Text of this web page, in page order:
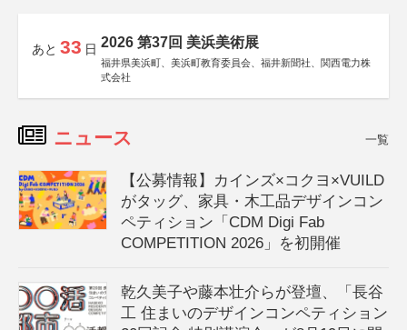
あと 33 日 2026 第37回 美浜美術展
福井県美浜町、美浜町教育委員会、福井新聞社、関西電力株
式会社
ニュース 一覧
【公募情報】カインズ×コクヨ×VUILD
がタッグ、家具・木工品デザインコン
ペティション「CDM Digi Fab
COMPETITION 2026」を初開催
乾久美子や藤本壮介らが登壇、「長谷
工 住まいのデザインコンペティション